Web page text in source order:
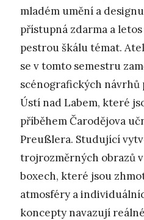
mladém umění a
přístupná zdarma a
pestrou škálu témat.
se v tomto semestru
scénografických
Ústí nad Labem, které
příběhem Čarodějova
Preußlera. Studující
trojrozměrných obrazů
boxech, které jsou
atmosféry a
koncepty navazují